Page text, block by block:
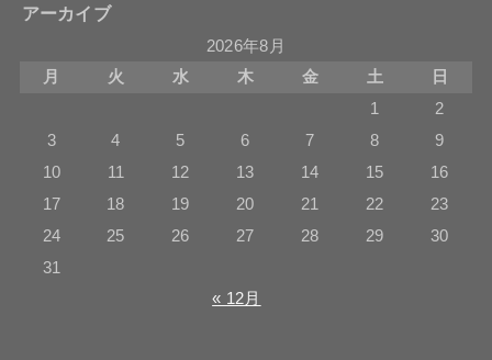
アーカイブ
2026年8月
月
火 水 木 金 土
日
1
2
3
4 5 6 7 8
9
10
11 12 13 14 15
16
17
18 19 20 21 22
23
24
25 26 27 28 29
30
31
« 12月